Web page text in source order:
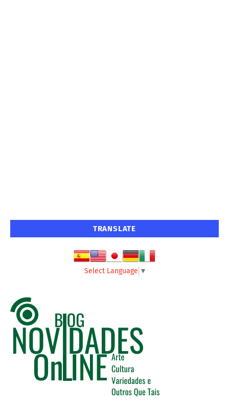
TRANSLATE
Select Language ▼